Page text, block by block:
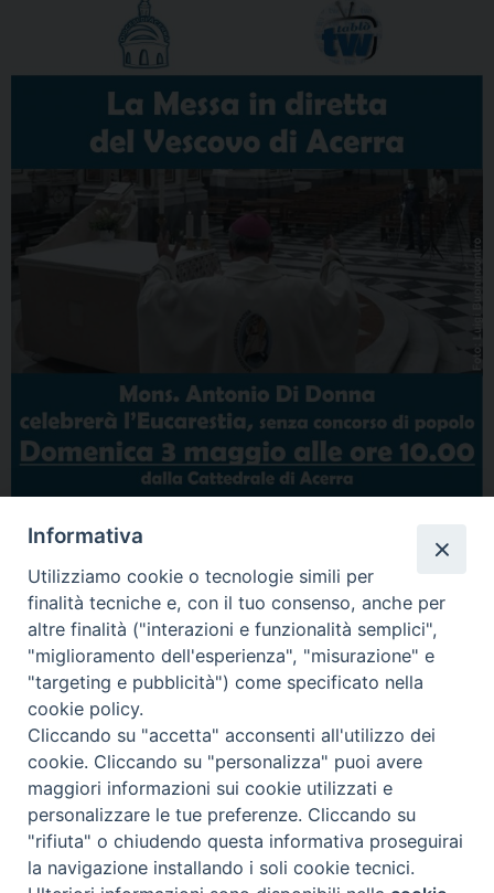
Condividi…
Piazza Duomo 7 - 80011 Acerra (NA) - Tel/Fax 081 5209329 -
ced@diocesiacerra.it © 2019 Diocesi di Acerra
Informativa
Utilizziamo cookie o tecnologie simili per
finalità tecniche e, con il tuo consenso, anche per
altre finalità ("interazioni e funzionalità semplici",
"miglioramento dell'esperienza", "misurazione" e
"targeting e pubblicità") come specificato nella
cookie policy.
Cliccando su "accetta" acconsenti all'utilizzo dei
cookie. Cliccando su "personalizza" puoi avere
maggiori informazioni sui cookie utilizzati e
personalizzare le tue preferenze. Cliccando su
"rifiuta" o chiudendo questa informativa proseguirai
la navigazione installando i soli cookie tecnici.